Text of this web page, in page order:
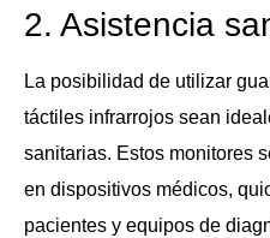
2. Asistencia
La posibilidad de utilizar
táctiles infrarrojos sean
sanitarias. Estos monitores
en dispositivos médicos,
pacientes y equipos de